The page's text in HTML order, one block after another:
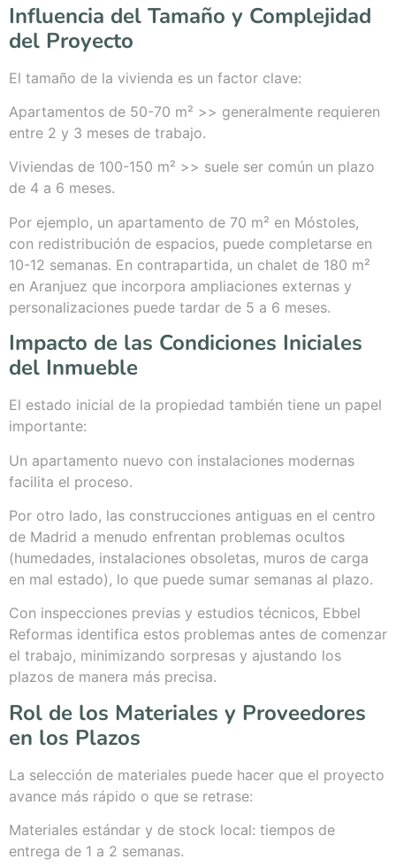
Influencia del Tamaño y Complejidad
del Proyecto
El tamaño de la vivienda es un factor clave:
Apartamentos de 50-70 m² >> generalmente requieren
entre 2 y 3 meses de trabajo.
Viviendas de 100-150 m² >> suele ser común un plazo
de 4 a 6 meses.
Por ejemplo, un apartamento de 70 m² en Móstoles,
con redistribución de espacios, puede completarse en
10-12 semanas. En contrapartida, un chalet de 180 m²
en Aranjuez que incorpora ampliaciones externas y
personalizaciones puede tardar de 5 a 6 meses.
Impacto de las Condiciones Iniciales
del Inmueble
El estado inicial de la propiedad también tiene un papel
importante:
Un apartamento nuevo con instalaciones modernas
facilita el proceso.
Por otro lado, las construcciones antiguas en el centro
de Madrid a menudo enfrentan problemas ocultos
(humedades, instalaciones obsoletas, muros de carga
en mal estado), lo que puede sumar semanas al plazo.
Con inspecciones previas y estudios técnicos, Ebbel
Reformas identifica estos problemas antes de comenzar
el trabajo, minimizando sorpresas y ajustando los
plazos de manera más precisa.
Rol de los Materiales y Proveedores
en los Plazos
La selección de materiales puede hacer que el proyecto
avance más rápido o que se retrase:
Materiales estándar y de stock local: tiempos de
entrega de 1 a 2 semanas.